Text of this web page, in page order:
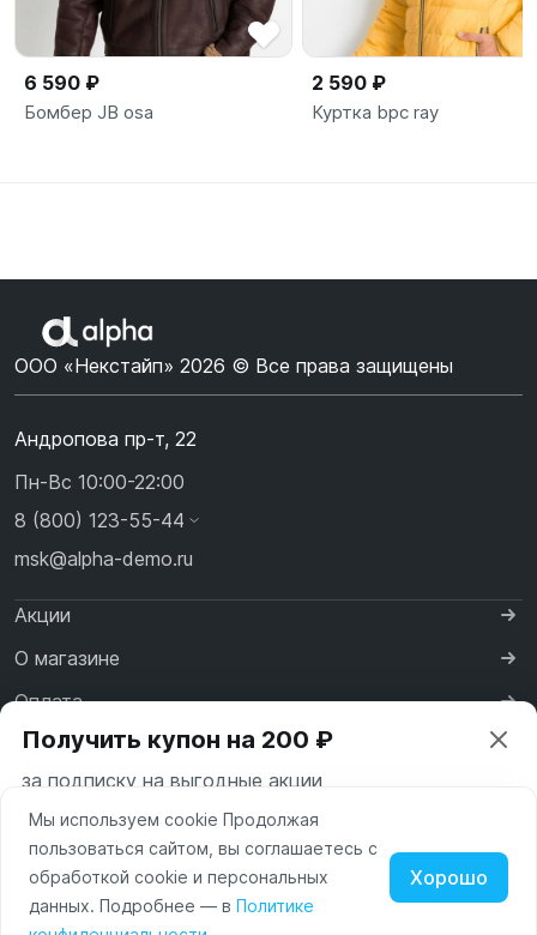
Наушники Умные
6 590 ₽
Бомбер JB osa
2 590 ₽
Куртка bpc ray
ООО «Некстайп» 2026 © Все права защищены
Андропова пр-т, 22
Пн-Вс 10:00-22:00
8 (800) 123-55-44
msk@alpha-demo.ru
Акции
О магазине
Оплата
Доставка
Контакты
Политика обработки персональных данных
Получить купон на 200 ₽
за подписку на выгодные акции
Нажимая на кнопку «Подписаться» вы соглашаетесь с
условиями пользования и политикой конфиденциальности
Ваш город —Москва
Московская область
Изменить
Мы используем cookie Продолжая
пользоваться сайтом, вы соглашаетесь с
обработкой cookie и персональных
данных. Подробнее — в Политике
Хорошо